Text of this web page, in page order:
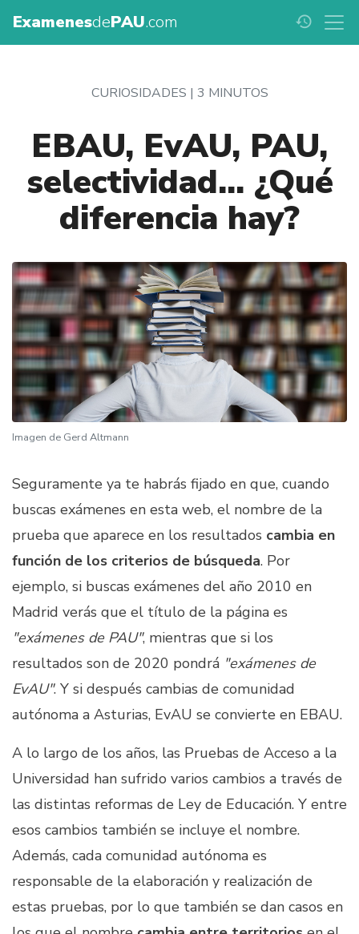
ExamenesdePAU.com history
CURIOSIDADES | 3 MINUTOS
EBAU, EvAU, PAU,
selectividad... ¿Qué
diferencia hay?
Imagen de Gerd Altmann
Seguramente ya te habrás fijado en que, cuando
buscas exámenes en esta web, el nombre de la
prueba que aparece en los resultados cambia en
función de los criterios de búsqueda. Por
ejemplo, si buscas exámenes del año 2010 en
Madrid verás que el título de la página es
"exámenes de PAU", mientras que si los
resultados son de 2020 pondrá "exámenes de
EvAU". Y si después cambias de comunidad
autónoma a Asturias, EvAU se convierte en EBAU.
A lo largo de los años, las Pruebas de Acceso a la
Universidad han sufrido varios cambios a través de
las distintas reformas de Ley de Educación. Y entre
esos cambios también se incluye el nombre.
Además, cada comunidad autónoma es
responsable de la elaboración y realización de
estas pruebas, por lo que también se dan casos en